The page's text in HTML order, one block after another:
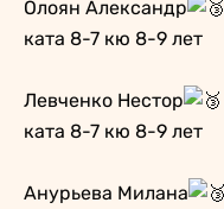
Олоян Александр
ката 8-7 кю 8-9 лет
Левченко Нестор
ката 8-7 кю 8-9 лет
Анурьева Милана